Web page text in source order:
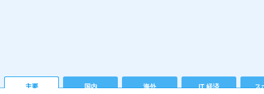
主要 国内 海外 IT 経済 ス